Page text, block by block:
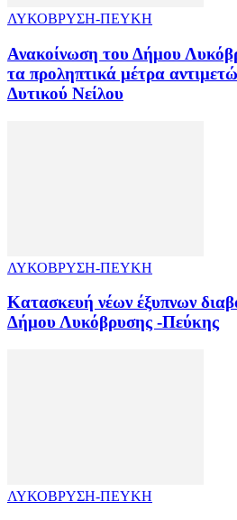
ΛΥΚΟΒΡΥΣΗ-ΠΕΥΚΗ
Ανακοίνωση του Δήμου
τα προληπτικά μέτρα
Δυτικού Νείλου
ΛΥΚΟΒΡΥΣΗ-ΠΕΥΚΗ
Κατασκευή νέων έξυπνων
Δήμου Λυκόβρυσης -Πεύκης
ΛΥΚΟΒΡΥΣΗ-ΠΕΥΚΗ